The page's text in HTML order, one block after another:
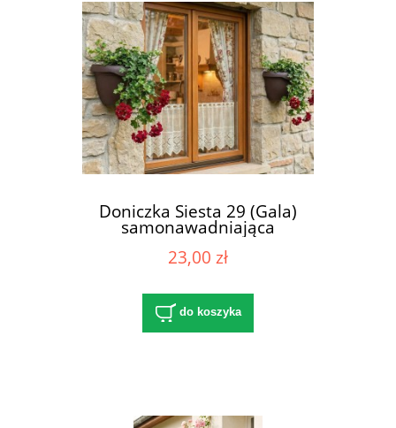
Doniczka Siesta 29 (Gala)
samonawadniająca
23,00 zł
do koszyka